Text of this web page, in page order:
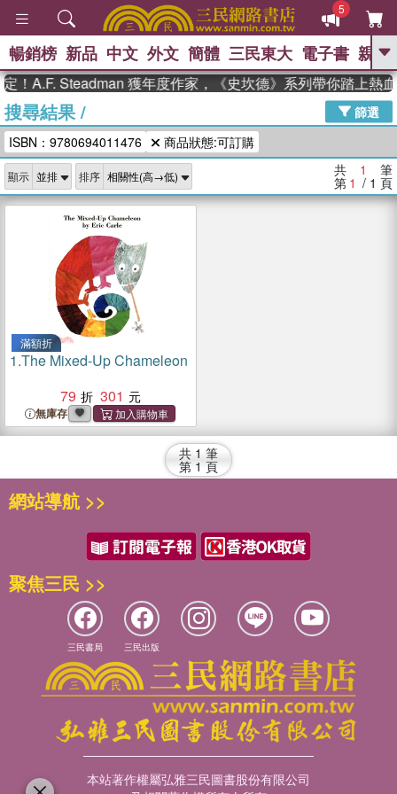
5
GO
高希均教授回憶錄
、 The Odyssey 、 父親節 、 如果歷
史是一群喵 、
獎 臺灣漫遊錄 、 方念華 、 台灣的李
登輝時代
數學女孩：黎曼猜想 、
偉大的迷走神經
暢銷榜 新品 中文 外文 簡體 三民東大 電子書 親子
！A.F. Steadman 獲年度作家，《史坎德》系列帶你踏上熱血
搜尋結果/
篩選
ISBN：9780694011476
商品狀態:可訂購
顯示 排序 共 1 筆
第 1 / 1 頁
滿額折
1.The Mixed-Up Chameleon
79
301
無庫存
共 1 筆
第 1 頁
網站導航 >>
聚焦三民 >>
三民書局 三民出版
本站著作權屬弘雅三民圖書股份有限公司